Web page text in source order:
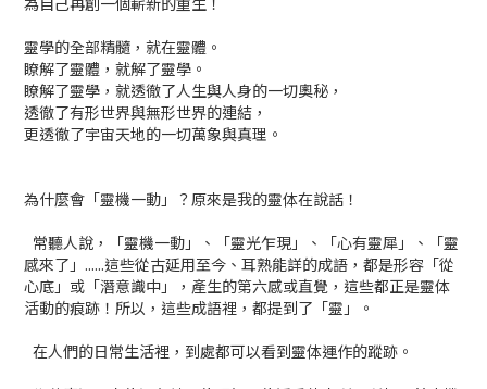
靈學的全部精髓，就在靈體。
瞭解了靈體，就解了靈學。
瞭解了靈學，就透徹了人生與人身的一切奧秘，
透徹了有形世界與無形世界的連結，
更透徹了宇宙天地的一切萬象與真理。
為什麼會「靈機一動」？原來是我的靈体在說話！
常聽人說，「靈機一動」、「靈光乍現」、「心有靈犀」、「靈
感來了」......這些從古延用至今、耳熟能詳的成語，都是形容「從
心底」或「潛意識中」，產生的第六感或直覺，這些都正是靈体
活動的痕跡！所以，這些成語裡，都提到了「靈」。
在人們的日常生活裡，到處都可以看到靈体運作的蹤跡。